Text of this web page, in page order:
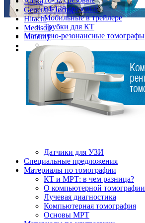
General Electric
Hitachi
Medison
Mindray
64-128 срезовые
Мобильные в трейлере
Трубки для КТ
Магнитно-резонансные томографы
Датчики для УЗИ
Cпециальные предложения
Материалы по томографии
КТ и МРТ: в чем разница?
О компьютерной томографии
Лучевая диагностика
Компьютерная томография
Основы МРТ